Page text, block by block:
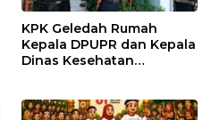
KPK Geledah Rumah
Kepala DPUPR dan Kepala
Dinas Kesehatan